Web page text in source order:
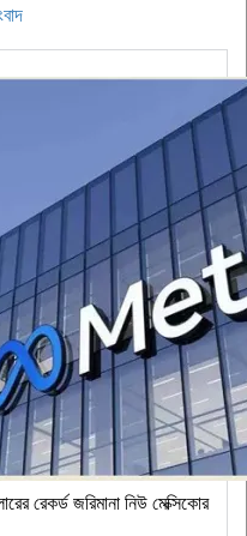
রেকর্ড জরিমানা নিউ মেক্সিকোর